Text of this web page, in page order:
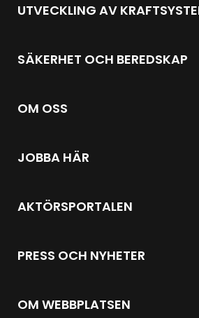
UTVECKLING AV
SÄKERHET OCH BEREDSKAP
OM OSS
JOBBA HÄR
AKTÖRSPORTALEN
PRESS OCH NYHETER
OM WEBBPLATSEN